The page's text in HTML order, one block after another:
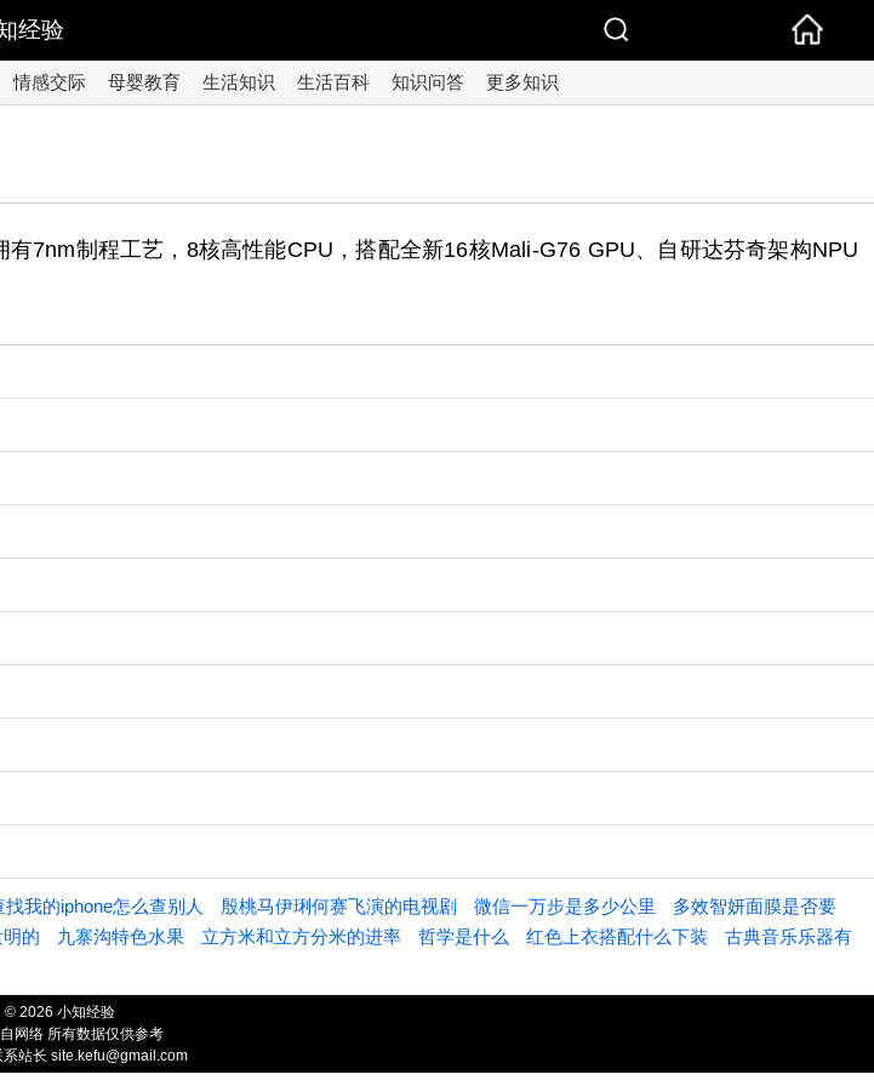
经验
情感交际 母婴教育 生活知识 生活百科 知识问答 更多知识
7nm制程工艺，8核高性能CPU，搭配全新16核Mali-G76 GPU、自研达芬奇架构NPU
找我的iphone怎么查别人 殷桃马伊琍何赛飞演的电视剧 微信一万步是多少公里
多效智妍面膜是否要
的 九寨沟特色水果 立方米和立方分米的进率 哲学是什么 红色上衣搭配什么下装
古典音乐乐器有
© 2026 小知经验
网络 所有数据仅供参考
系站长 site.kefu@gmail.com